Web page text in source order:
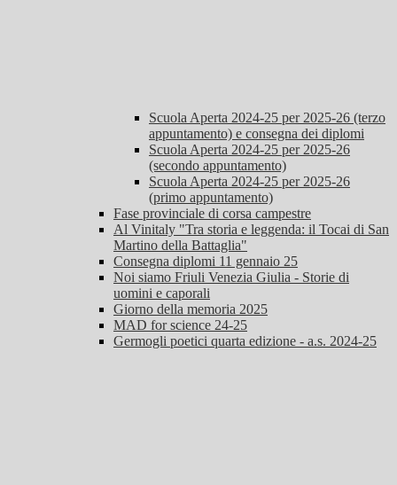
Scuola Aperta 2024-25 per 2025-26 (terzo
appuntamento) e consegna dei diplomi
Scuola Aperta 2024-25 per 2025-26
(secondo appuntamento)
Scuola Aperta 2024-25 per 2025-26
(primo appuntamento)
Fase provinciale di corsa campestre
Al Vinitaly "Tra storia e leggenda: il Tocai di San
Martino della Battaglia"
Consegna diplomi 11 gennaio 25
Noi siamo Friuli Venezia Giulia - Storie di
uomini e caporali
Giorno della memoria 2025
MAD for science 24-25
Germogli poetici quarta edizione - a.s. 2024-25